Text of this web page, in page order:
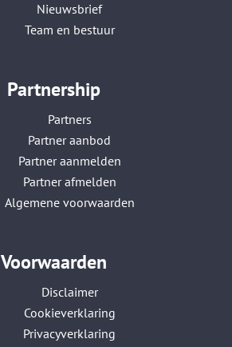
Nieuwsbrief
Team en bestuur
Partnership
Partners
Partner aanbod
Partner aanmelden
Partner afmelden
Algemene voorwaarden
Voorwaarden
Disclaimer
Cookieverklaring
Privacyverklaring